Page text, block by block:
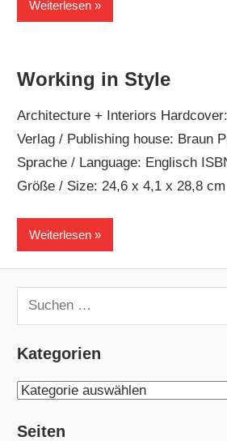
Weiterlesen
Working in Style
Architecture + Interiors
Verlag / Publishing house: Braun
Sprache / Language: Englisch
Größe / Size: 24,6 x 4,1 x 28,8 cm
Weiterlesen
Suchen
nach:
Kategorien
Kategorien
Seiten